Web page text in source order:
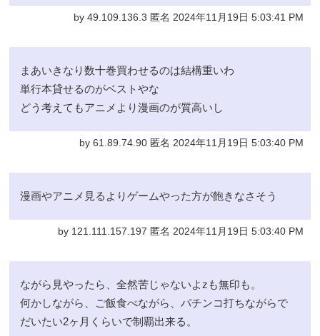
by 49.109.136.3 匿名 2024年11月19日 5:03:41 PM
まあいきなり数十巻買わせるのは結構重いわ
単行本貸せるのがベストやな
どう考えてもアニメより漫画のが質高いし
by 61.89.74.90 匿名 2024年11月19日 5:03:40 PM
漫画やアニメ見るよりゲームやった方が飽きなさそう
by 121.111.157.197 匿名 2024年11月19日 5:03:40 PM
ながら見やったら、全然苦じゃないよzも無印も。
何かしながら、ご飯食べながら、パチンコ打ちながらで
だいたい2ヶ月くらいで制覇出来る。